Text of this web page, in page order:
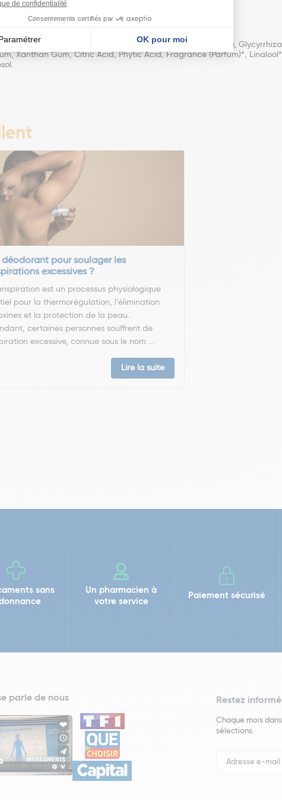
Caproyl / Lauroyl Lactylate, Punica Granatum Fruit Juice,
Xanthan Gum, Citric Acid, Phytic Acid, Fragrance (Parfum)*,
déodorant pour soulager les
excessives ?
est un processus physiologique
pour la thermorégulation, l’élimination
et la protection de la peau.
certaines personnes souffrent de
excessive, connue sous le nom ...
Lire la suite
sans
Un pharmacien à
votre service
Paiement sécurisé
parle de nous Restez
Chaque mois
sélections.
Newsletter